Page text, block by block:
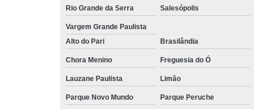
Rio Grande da Serra Salesópolis
Vargem Grande Paulista
Alto do Pari
Brasilândia
Chora Menino Freguesia do Ó
Lauzane Paulista Limão
Parque Novo Mundo Parque Peruche